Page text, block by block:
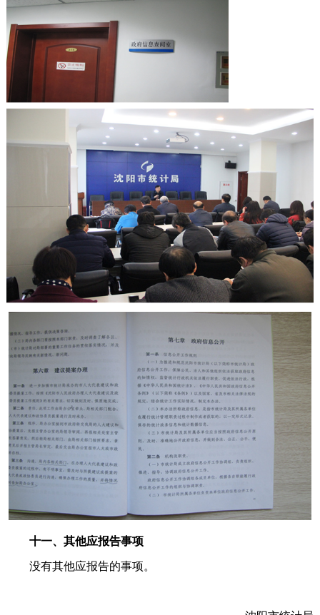
十一、其他应报告事项
没有其他应报告的事项。